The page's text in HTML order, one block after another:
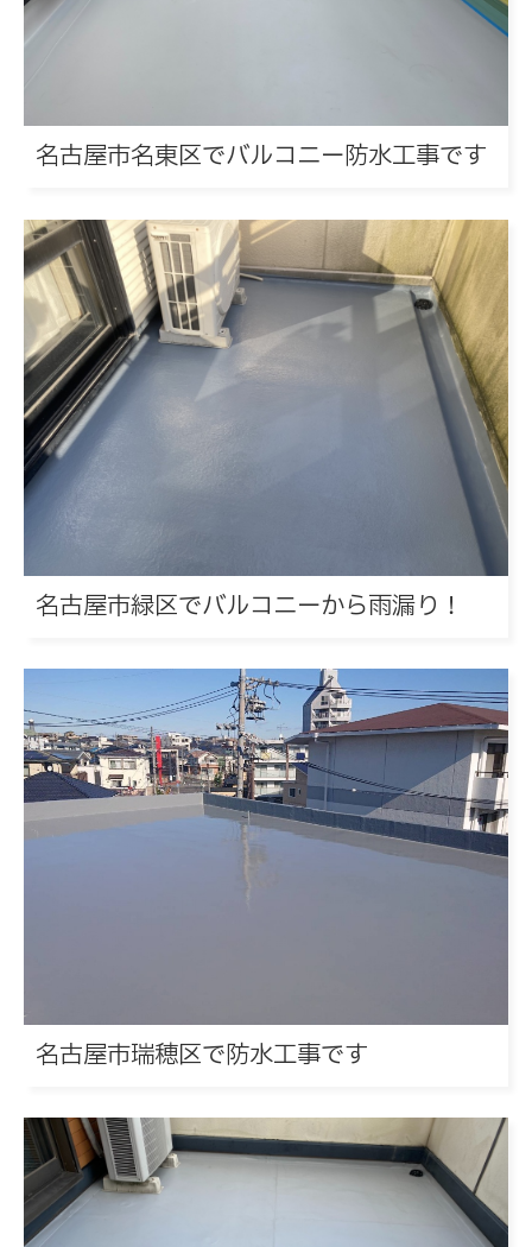
名古屋市名東区でバルコニー防水工事です
名古屋市緑区でバルコニーから雨漏り！
名古屋市瑞穂区で防水工事です